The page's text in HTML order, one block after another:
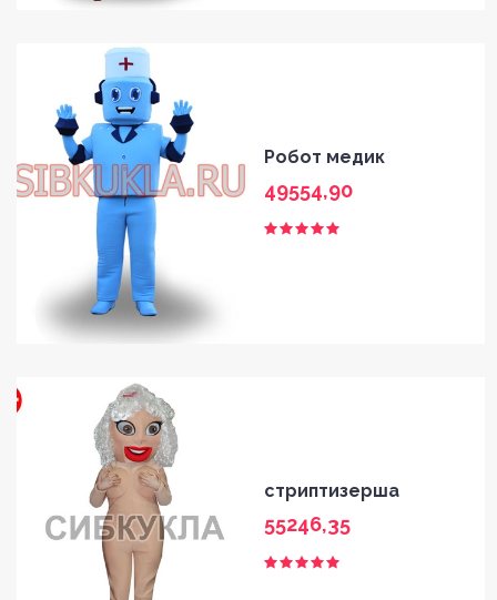
GALLERY
BLOG
CONTACT
Робот медик
49554,90
стриптизерша
55246,35